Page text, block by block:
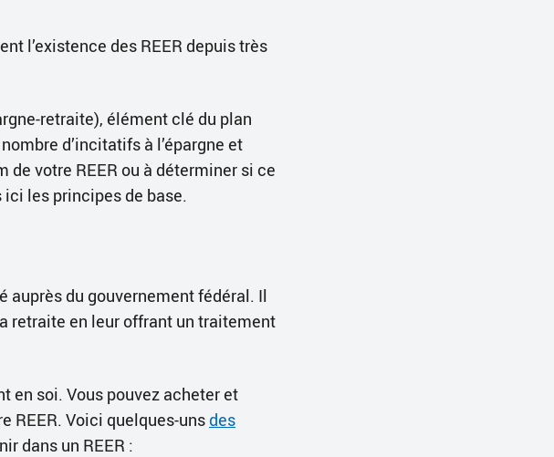
l’existence des REER depuis très
retraite), élément clé du plan
d’incitatifs à l’épargne et
de votre REER ou à déterminer si ce
les principes de base.
auprès du gouvernement fédéral. Il
retraite en leur offrant un traitement
en soi. Vous pouvez acheter et
REER. Voici quelques-unsdes
dans un REER :